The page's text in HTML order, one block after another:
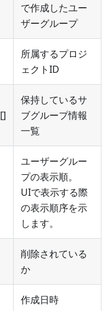
で作成したユー
ザーグループ
所属するプロジ
ェクトID
[]
保持しているサ
ブグループ情報
一覧
ユーザーグルー
プの表示順。
UIで表示する際
の表示順序を示
します。
削除されている
か
作成日時